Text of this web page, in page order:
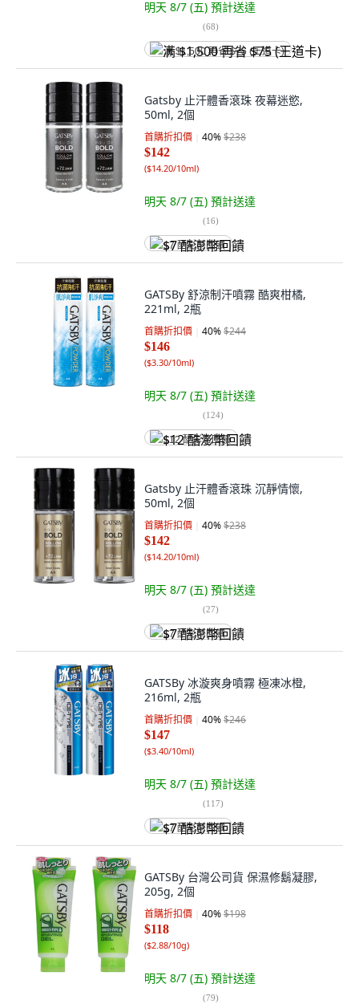
明天 8/7 (五) 預計送達
(68)
满 $1,500 再省 $75 (王道卡)
Gatsby 止汗體香滾珠 夜幕迷慾,
50ml, 2個
首購折扣價 40%$238
$142
($14.20/10ml)
明天 8/7 (五) 預計送達
(16)
$7 酷澎幣回饋
GATSBy 舒涼制汗噴霧 酷爽柑橘,
221ml, 2瓶
首購折扣價 40%$244
$146
($3.30/10ml)
明天 8/7 (五) 預計送達
(124)
$12 酷澎幣回饋
Gatsby 止汗體香滾珠 沉靜情懷,
50ml, 2個
首購折扣價 40%$238
$142
($14.20/10ml)
明天 8/7 (五) 預計送達
(27)
$7 酷澎幣回饋
GATSBy 冰漩爽身噴霧 極凍冰橙,
216ml, 2瓶
首購折扣價 40%$246
$147
($3.40/10ml)
明天 8/7 (五) 預計送達
(117)
$7 酷澎幣回饋
GATSBy 台灣公司貨 保濕修鬍凝膠,
205g, 2個
首購折扣價 40%$198
$118
($2.88/10g)
明天 8/7 (五) 預計送達
(79)